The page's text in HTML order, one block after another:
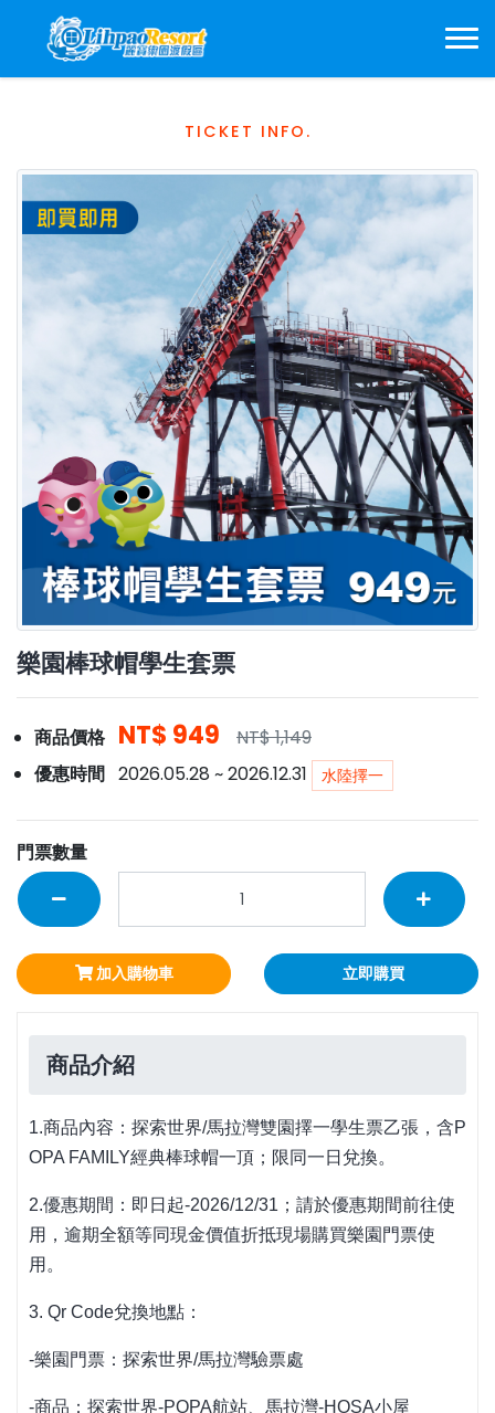
TICKET INFO.
樂園棒球帽學生套票
商品價格 NT$ 949
NT$ 1,149
優惠時間 2026.05.28 ~2026.12.31 水陸擇一
門票數量
加入購物車 立即購買
商品介紹
1.商品內容：探索世界/馬拉灣雙園擇一學生票乙張，含P
OPA FAMILY經典棒球帽一頂；限同一日兌換。
2.優惠期間： 即日起-2026/12/31 ；請於優惠期間前往使
用，逾期全額等同現金價值折抵現場購買樂園門票使
用。
3. Qr Code兌換地點：
-樂園門票：探索世界/馬拉灣驗票處
-商品：探索世界-POPA航站、馬拉灣-HOSA小屋